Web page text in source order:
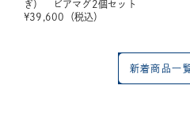
ぎ） ビアマグ2個セット
¥39,600 （税込）
新着商品一